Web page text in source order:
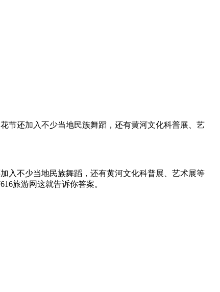
节还加入不少当地民族舞蹈，还有黄河文化科普展、艺
入不少当地民族舞蹈，还有黄河文化科普展、艺术展等
旅游网这就告诉你答案。